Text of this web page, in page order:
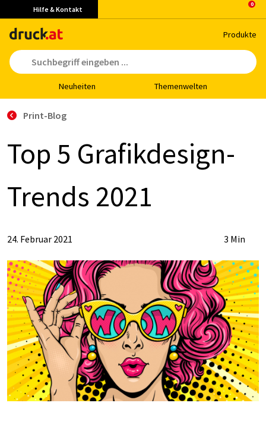
Hilfe & Kontakt
Pro­duk­te
Neu­hei­ten The­men­wel­ten
Print-Blog
Top 5 Gra­fik­de­sign-
Trends 2021
24. Februar 2021 3 Min